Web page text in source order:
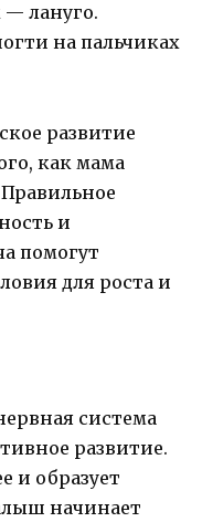
лануго.
на пальчиках
развитие
как мама
Правильное
и
помогут
для роста и
система
развитие.
и образует
начинает